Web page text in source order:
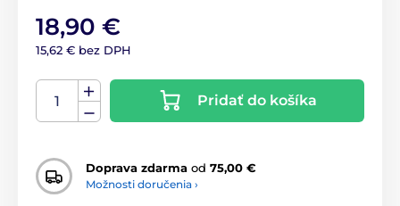
18,90 €
15,62 € bez DPH
Pridať do košíka
Doprava zdarma od 75,00 €
Možnosti doručenia ›